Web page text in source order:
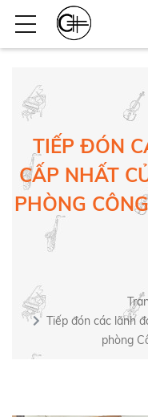
TIẾP ĐÓN
CẤP NHẤT
PHÒNG
Tiếp đón các lãnh
phòng